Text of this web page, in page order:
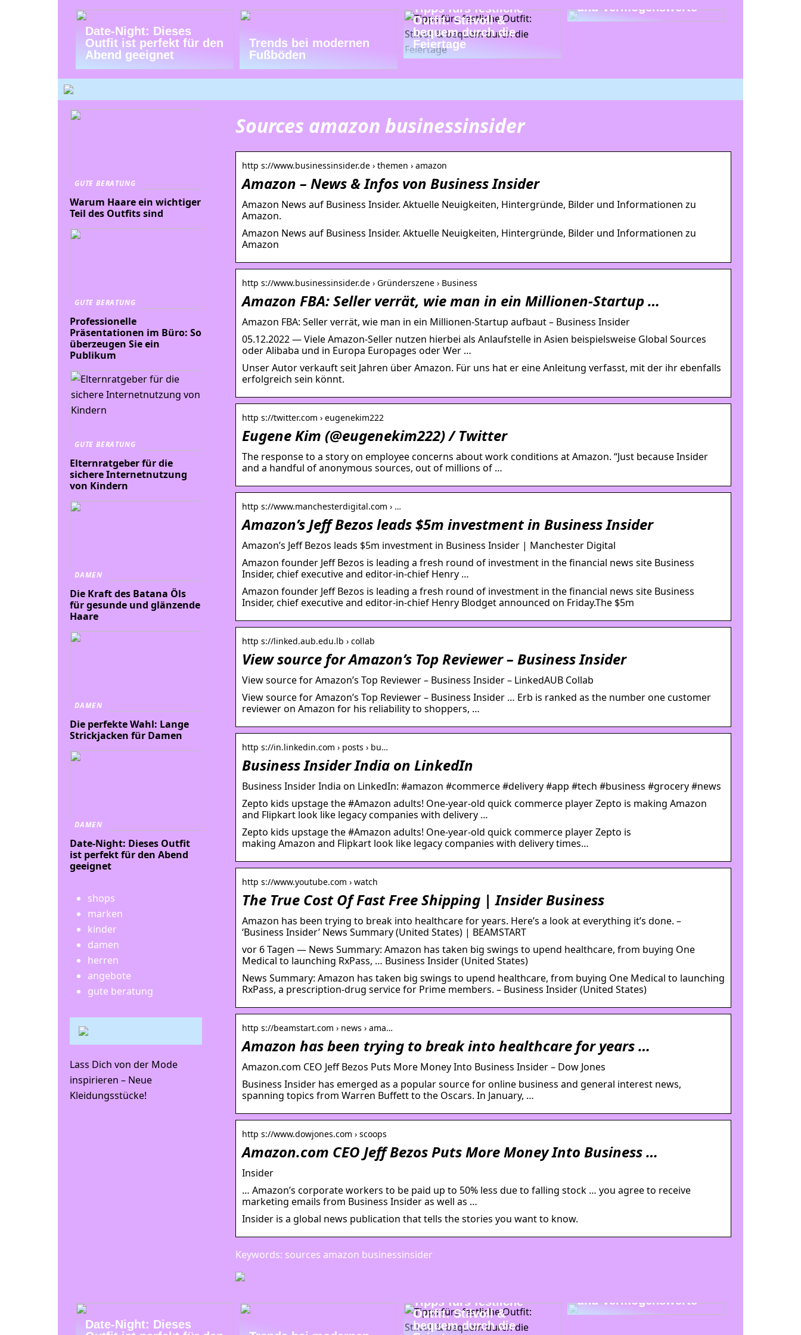
Date-Night: Dieses
Outfit ist perfekt für den
Abend geeignet
Trends bei modernen
Fußböden
Tipps fürs festliche
Outfit: Stilvoll &
bequem durch die
Feiertage
und Vermögenswerte
Sources amazon businessinsider
http s://www.businessinsider.de › themen › amazon
Amazon – News & Infos von Business Insider
Amazon News auf Business Insider. Aktuelle Neuigkeiten, Hintergründe, Bilder und Informationen zu
Amazon.
Amazon News auf Business Insider. Aktuelle Neuigkeiten, Hintergründe, Bilder und Informationen zu
Amazon
http s://www.businessinsider.de › Gründerszene › Business
Amazon FBA: Seller verrät, wie man in ein Millionen-Startup …
Amazon FBA: Seller verrät, wie man in ein Millionen-Startup aufbaut – Business Insider
05.12.2022 — Viele Amazon-Seller nutzen hierbei als Anlaufstelle in Asien beispielsweise Global Sources
oder Alibaba und in Europa Europages oder Wer …
Unser Autor verkauft seit Jahren über Amazon. Für uns hat er eine Anleitung verfasst, mit der ihr ebenfalls
erfolgreich sein könnt.
http s://twitter.com › eugenekim222
Eugene Kim (@eugenekim222) / Twitter
The response to a story on employee concerns about work conditions at Amazon. “Just because Insider
and a handful of anonymous sources, out of millions of …
http s://www.manchesterdigital.com › …
Amazon’s Jeff Bezos leads $5m investment in Business Insider
Amazon’s Jeff Bezos leads $5m investment in Business Insider | Manchester Digital
Amazon founder Jeff Bezos is leading a fresh round of investment in the financial news site Business
Insider, chief executive and editor-in-chief Henry …
Amazon founder Jeff Bezos is leading a fresh round of investment in the financial news site Business
Insider, chief executive and editor-in-chief Henry Blodget announced on Friday.The $5m
http s://linked.aub.edu.lb › collab
View source for Amazon’s Top Reviewer – Business Insider
View source for Amazon’s Top Reviewer – Business Insider – LinkedAUB Collab
View source for Amazon’s Top Reviewer – Business Insider … Erb is ranked as the number one customer
reviewer on Amazon for his reliability to shoppers, …
http s://in.linkedin.com › posts › bu…
Business Insider India on LinkedIn
Business Insider India on LinkedIn: #amazon #commerce #delivery #app #tech #business #grocery #news
Zepto kids upstage the #Amazon adults! One-year-old quick commerce player Zepto is making Amazon
and Flipkart look like legacy companies with delivery …
Zepto kids upstage the #Amazon adults! One-year-old quick commerce player Zepto is
making Amazon and Flipkart look like legacy companies with delivery times…
http s://www.youtube.com › watch
The True Cost Of Fast Free Shipping | Insider Business
Amazon has been trying to break into healthcare for years. Here’s a look at everything it’s done. –
‘Business Insider’ News Summary (United States) | BEAMSTART
vor 6 Tagen — News Summary: Amazon has taken big swings to upend healthcare, from buying One
Medical to launching RxPass, … Business Insider (United States)
News Summary: Amazon has taken big swings to upend healthcare, from buying One Medical to launching
RxPass, a prescription-drug service for Prime members. – Business Insider (United States)
http s://beamstart.com › news › ama…
Amazon has been trying to break into healthcare for years …
Amazon.com CEO Jeff Bezos Puts More Money Into Business Insider – Dow Jones
Business Insider has emerged as a popular source for online business and general interest news,
spanning topics from Warren Buffett to the Oscars. In January, …
http s://www.dowjones.com › scoops
Amazon.com CEO Jeff Bezos Puts More Money Into Business …
Insider
… Amazon’s corporate workers to be paid up to 50% less due to falling stock … you agree to receive
marketing emails from Business Insider as well as …
Insider is a global news publication that tells the stories you want to know.
Keywords: sources amazon businessinsider
GUTE BERATUNG
Warum Haare ein wichtiger
Teil des Outfits sind
GUTE BERATUNG
Professionelle
Präsentationen im Büro: So
überzeugen Sie ein
Publikum
GUTE BERATUNG
Elternratgeber für die
sichere Internetnutzung
von Kindern
DAMEN
Die Kraft des Batana Öls
für gesunde und glänzende
Haare
DAMEN
Die perfekte Wahl: Lange
Strickjacken für Damen
DAMEN
Date-Night: Dieses Outfit
ist perfekt für den Abend
geeignet
shops
marken
kinder
damen
herren
angebote
gute beratung
Lass Dich von der Mode
inspirieren – Neue
Kleidungsstücke!
Date-Night: Dieses
Tipps fürs festliche
Outfit: Stilvoll &
bequem durch die
und Vermögenswerte